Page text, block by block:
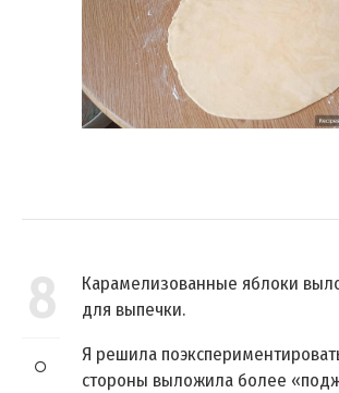
8
Карамелизованные яблоки
для выпечки.
Я решила
стороны выложила более